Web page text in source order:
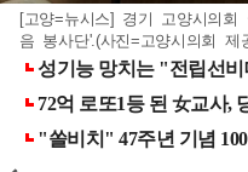
[고양=뉴시스] 경기 고양시의
음 봉사단'.(사진=고양시의회 제